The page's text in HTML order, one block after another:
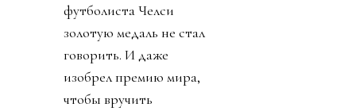
футболиста Челси
золотую медаль не стал
говорить. И даже
изобрел премию мира,
чтобы вручить